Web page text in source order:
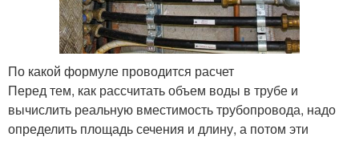
По какой формуле проводится расчет
Перед тем, как рассчитать объем воды в трубе и
вычислить реальную вместимость трубопровода, надо
определить площадь сечения и длину, а потом эти